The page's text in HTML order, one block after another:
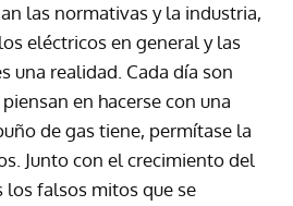
las normativas y la industria,
eléctricos en general y las
una realidad. Cada día son
en hacerse con una
de gas tiene, permítase la
Junto con el crecimiento del
los falsos mitos que se